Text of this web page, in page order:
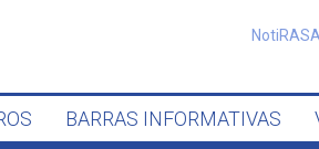
BARRAS INFORMATIVAS